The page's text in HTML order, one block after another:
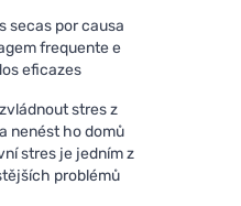
secas por causa
frequente e
eficazes
stres z
nenést ho domů
stres je jedním z
problémů